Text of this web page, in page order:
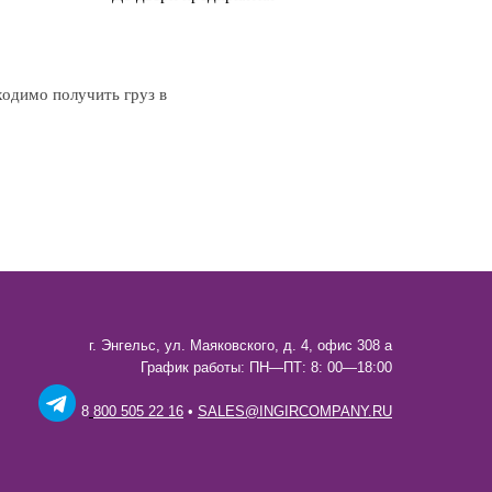
получить груз в
г. Энгельс, ул. Маяковского, д. 4, офис 308 а
График работы: ПН—ПТ: 8: 00—18:00
8 800 505 22 16 • SALES@INGIRCOMPANY.RU